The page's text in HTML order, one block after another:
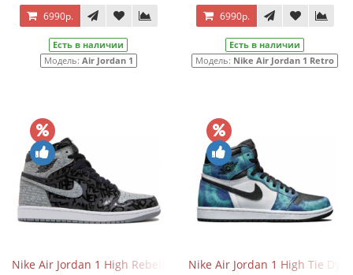
6990р.
Есть в наличии
Модель: Air Jordan 1
6990р.
Есть в наличии
Модель: Nike Air Jordan 1 Retro
Nike Air Jordan 1 High RebellionaireNike Air Jordan 1 High Tie Dye